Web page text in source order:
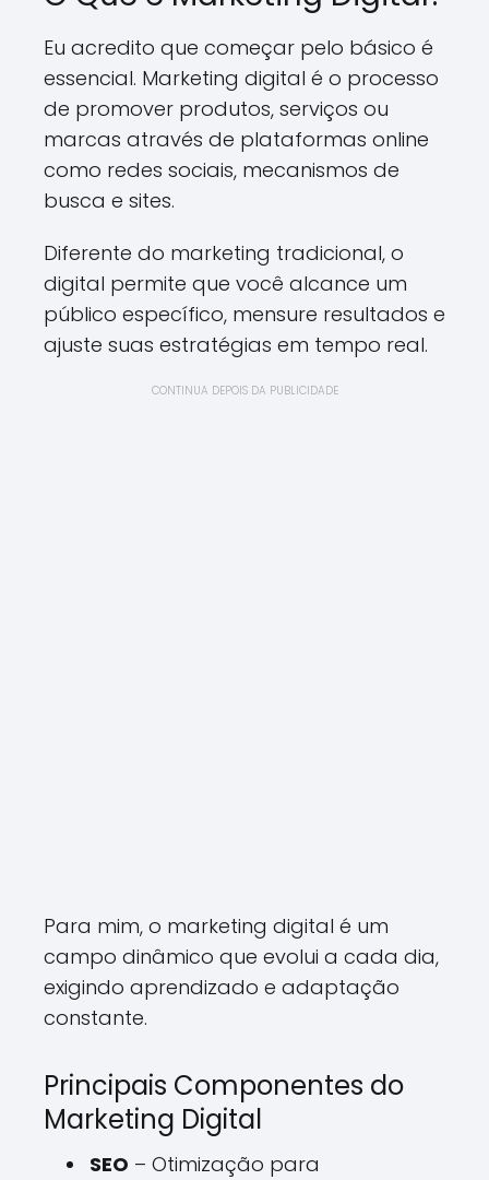
Eu acredito que começar pelo básico é
essencial. Marketing digital é o processo
de promover produtos, serviços ou
marcas através de plataformas online
como redes sociais, mecanismos de
busca e sites.
Diferente do marketing tradicional, o
digital permite que você alcance um
público específico, mensure resultados e
ajuste suas estratégias em tempo real.
CONTINUA DEPOIS DA PUBLICIDADE
Para mim, o marketing digital é um
campo dinâmico que evolui a cada dia,
exigindo aprendizado e adaptação
constante.
Principais Componentes do
Marketing Digital
SEO – Otimização para